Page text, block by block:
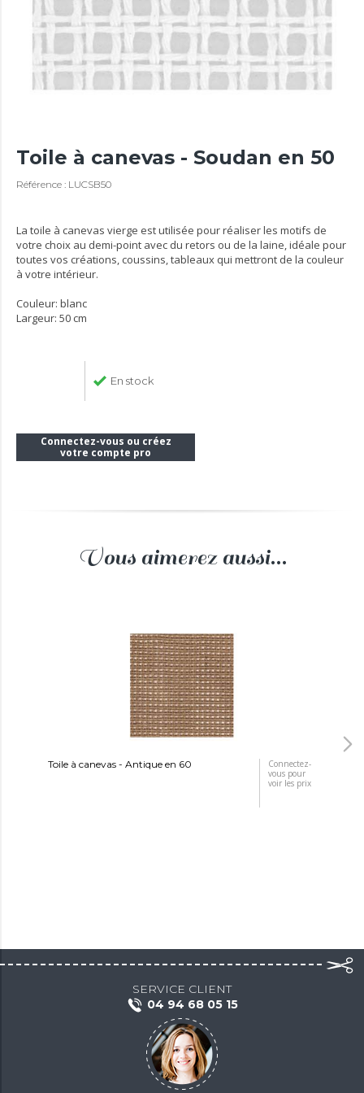
Toile à canevas - Soudan en 50
Référence : LUCSB50
La toile à canevas vierge est utilisée pour réaliser les motifs de
votre choix au demi-point avec du retors ou de la laine, idéale pour
toutes vos créations, coussins, tableaux qui mettront de la couleur
à votre intérieur.
Couleur: blanc
Largeur: 50 cm
En stock
Connectez-vous ou créez
votre compte pro
Vous aimerez aussi...
Toile à canevas - Antique en 60
Connectez-
vous pour
voir les prix
SERVICE CLIENT
04 94 68 05 15